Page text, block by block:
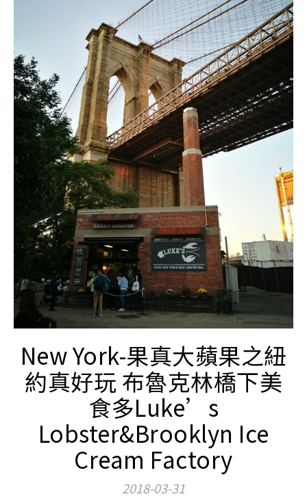
New York-果真大蘋果之紐
約真好玩 布魯克林橋下美
食多Luke’s
Lobster&Brooklyn Ice
Cream Factory
2018-03-31